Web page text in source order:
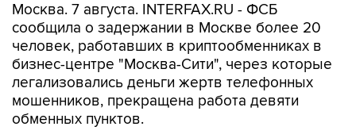
Москва. 7 августа. INTERFAX.RU - ФСБ
сообщила о задержании в Москве более 20
человек, работавших в криптообменниках в
бизнес-центре "Москва-Сити", через которые
легализовались деньги жертв телефонных
мошенников, прекращена работа девяти
обменных пунктов.